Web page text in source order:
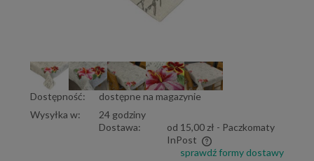
Dostępność:
dostępne na magazynie
Wysyłka w:
24 godziny
Dostawa:
od 15,00 zł - Paczkomaty
InPost
Cena nie zawiera ewentualnych kosztów płatności
sprawdź formy dostawy